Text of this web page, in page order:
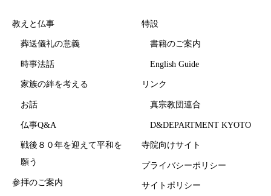
教えと仏事
葬送儀礼の意義
時事法話
家族の絆を考える
お話
仏事Q&A
戦後８０年を迎えて平和を
願う
参拝のご案内
特設
書籍のご案内
English Guide
リンク
真宗教団連合
D&DEPARTMENT KYOTO
寺院向けサイト
プライバシーポリシー
サイトポリシー